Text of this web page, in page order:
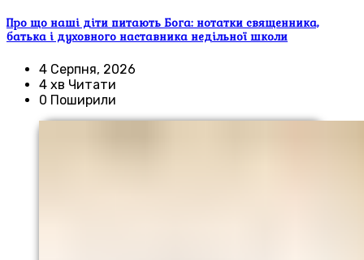
Про що наші діти питають Бога: нотатки священника,
батька і духовного наставника недільної школи
4 Серпня, 2026
4 хв Читати
0 Поширили